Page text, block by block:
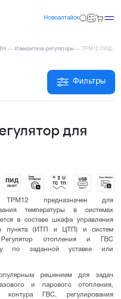
Новоалтайск
— Измерители-регуляторы — ТРМ12 ПИД-
Фильтры
для
ТРМ12 предназначен для
температуры в системах
в составе шкафа управления
пункта (ИТП и ЦТП) и систем
Регулятор отопления и ГВС
по заданной уставке или
решением для задач
и парового отопления,
контура ГВС, регулирования